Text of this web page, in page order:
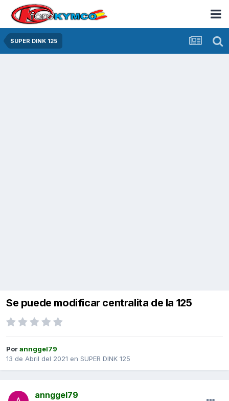
SUPER DINK 125
Se puede modificar centralita de la 125
Porannggel79
13 de Abril del 2021 en SUPER DINK 125
annggel79